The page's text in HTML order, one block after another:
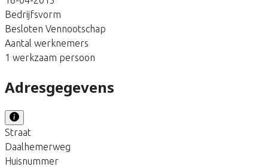
Bedrijfsvorm
Besloten Vennootschap
Aantal werknemers
1 werkzaam persoon
Adresgegevens
Straat
Daalhemerweg
Huisnummer